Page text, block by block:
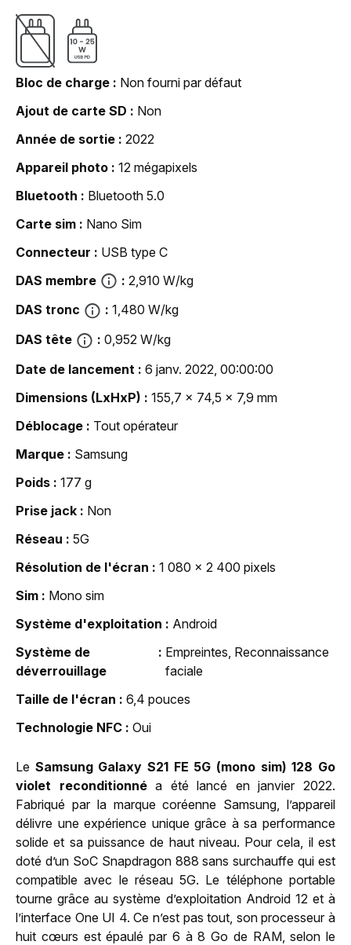
Bloc de charge
Non fourni par défaut
Ajout de carte SD
Non
Année de sortie
2022
Appareil photo
12 mégapixels
Bluetooth
Bluetooth 5.0
Carte sim
Nano Sim
Connecteur
USB type C
DAS membre
2,910 W/kg
DAS tronc
1,480 W/kg
DAS tête
0,952 W/kg
Date de lancement
6 janv. 2022, 00:00:00
Dimensions (LxHxP)
155,7 x 74,5 x 7,9 mm
Déblocage
Tout opérateur
Marque
Samsung
Poids
177 g
Prise jack
Non
Réseau
5G
Résolution de l'écran
1 080 x 2 400 pixels
Sim
Mono sim
Système d'exploitation
Android
Système de
déverrouillage
Empreintes, Reconnaissance
faciale
Taille de l'écran
6,4 pouces
Technologie NFC
Oui
Le Samsung Galaxy S21 FE 5G (mono sim) 128 Go
violet reconditionnéa été lancé en janvier 2022.
Fabriqué par la marque coréenne Samsung, l’appareil
délivre une expérience unique grâce à sa performance
solide et sa puissance de haut niveau. Pour cela, il est
doté d’un SoC Snapdragon 888 sans surchauffe qui est
compatible avec le réseau 5G. Le téléphone portable
tourne grâce au système d’exploitation Android 12 et à
l’interface One UI 4. Ce n’est pas tout, son processeur à
huit cœurs est épaulé par 6 à 8 Go de RAM, selon le